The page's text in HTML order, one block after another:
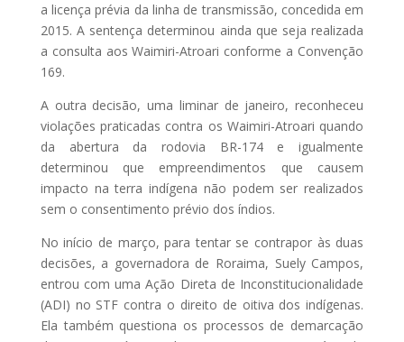
a licença prévia da linha de transmissão, concedida em
2015. A sentença determinou ainda que seja realizada
a consulta aos Waimiri-Atroari conforme a Convenção
169.
A outra decisão, uma liminar de janeiro, reconheceu
violações praticadas contra os Waimiri-Atroari quando
da abertura da rodovia BR-174 e igualmente
determinou que empreendimentos que causem
impacto na terra indígena não podem ser realizados
sem o consentimento prévio dos índios.
No início de março, para tentar se contrapor às duas
decisões, a governadora de Roraima, Suely Campos,
entrou com uma Ação Direta de Inconstitucionalidade
(ADI) no STF contra o direito de oitiva dos indígenas.
Ela também questiona os processos de demarcação